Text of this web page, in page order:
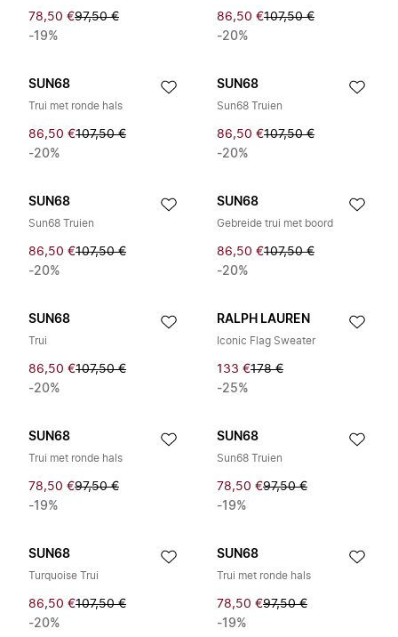
78,50 €97,50 €
-19%
86,50 €107,50 €
-20%
SUN68
Trui met ronde hals
86,50 €107,50 €
-20%
SUN68
Sun68 Truien
86,50 €107,50 €
-20%
SUN68
Sun68 Truien
86,50 €107,50 €
-20%
SUN68
Gebreide trui met boord
86,50 €107,50 €
-20%
SUN68
Trui
86,50 €107,50 €
-20%
RALPH LAUREN
Iconic Flag Sweater
133 €178 €
-25%
SUN68
Trui met ronde hals
78,50 €97,50 €
-19%
SUN68
Sun68 Truien
78,50 €97,50 €
-19%
SUN68
Turquoise Trui
86,50 €107,50 €
-20%
SUN68
Trui met ronde hals
78,50 €97,50 €
-19%